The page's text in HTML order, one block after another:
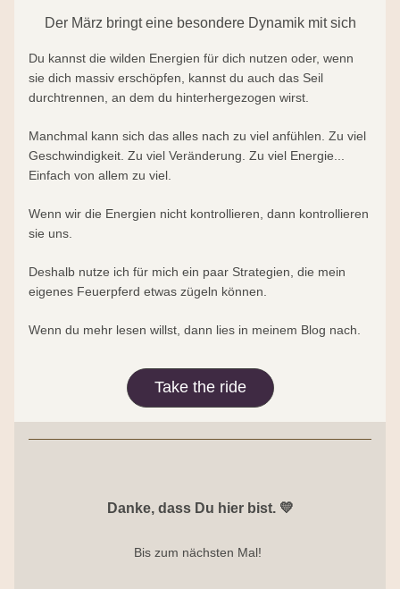
Der März bringt eine besondere Dynamik mit sich
Du kannst die wilden Energien für dich nutzen oder, wenn
sie dich massiv erschöpfen, kannst du auch das Seil
durchtrennen, an dem du hinterhergezogen wirst.
Manchmal kann sich das alles nach zu viel anfühlen. Zu viel
Geschwindigkeit. Zu viel Veränderung. Zu viel Energie...
Einfach von allem zu viel.
Wenn wir die Energien nicht kontrollieren, dann kontrollieren
sie uns.
Deshalb nutze ich für mich ein paar Strategien, die mein
eigenes Feuerpferd etwas zügeln können.
Wenn du mehr lesen willst, dann lies in meinem Blog nach.
Take the ride
Danke, dass Du hier bist. 💛
Bis zum nächsten Mal!